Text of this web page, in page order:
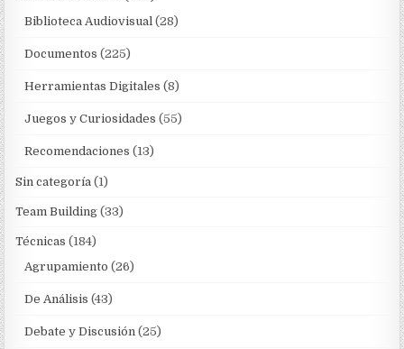
Biblioteca Audiovisual (28)
Documentos (225)
Herramientas Digitales (8)
Juegos y Curiosidades (55)
Recomendaciones (13)
Sin categoría (1)
Team Building (33)
Técnicas (184)
Agrupamiento (26)
De Análisis (43)
Debate y Discusión (25)